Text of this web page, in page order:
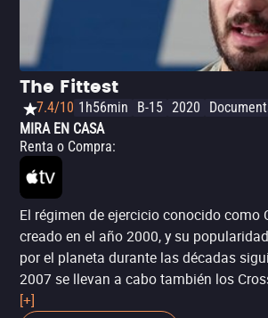
para ser honesta consigo misma y
su propio bienestar. Podrás pensar que
películas de Amy Schumer como ‘Sexy
pero no te confundas: ésta es una
e inesperadamente profunda.
The Fittest
7.4/10 1h56min B-15 2020
MIRA EN CASA
Renta o Compra:
El régimen de ejercicio conocido como
creado en el año 2000, y su
por el planeta durante las décadas
2007 se llevan a cabo también los
Juegos CrossFit), una competencia
[+]